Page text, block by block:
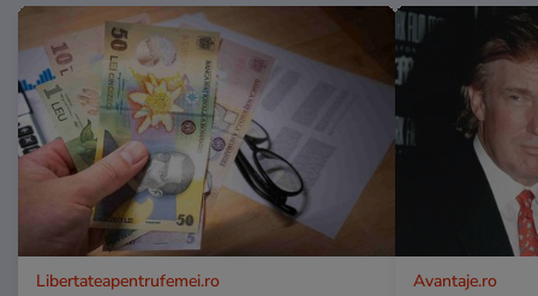
Libertateapentrufemei.ro Avantaje.ro